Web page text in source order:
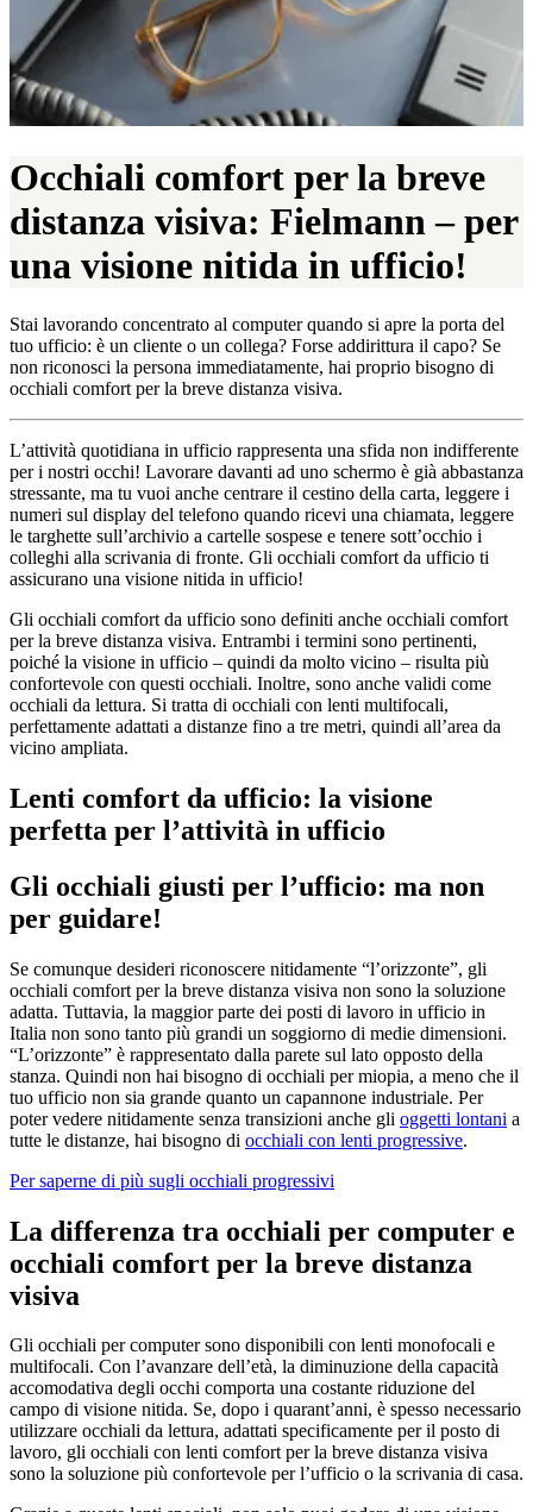
Occhiali comfort per la breve
distanza visiva: Fielmann – per
una visione nitida in ufficio!
Stai lavorando concentrato al computer quando si apre la porta del
tuo ufficio: è un cliente o un collega? Forse addirittura il capo? Se
non riconosci la persona immediatamente, hai proprio bisogno di
occhiali comfort per la breve distanza visiva.
L’attività quotidiana in ufficio rappresenta una sfida non indifferente
per i nostri occhi! Lavorare davanti ad uno schermo è già abbastanza
stressante, ma tu vuoi anche centrare il cestino della carta, leggere i
numeri sul display del telefono quando ricevi una chiamata, leggere
le targhette sull’archivio a cartelle sospese e tenere sott’occhio i
colleghi alla scrivania di fronte. Gli occhiali comfort da ufficio ti
assicurano una visione nitida in ufficio!
Gli occhiali comfort da ufficio sono definiti anche occhiali comfort
per la breve distanza visiva. Entrambi i termini sono pertinenti,
poiché la visione in ufficio – quindi da molto vicino – risulta più
confortevole con questi occhiali. Inoltre, sono anche validi come
occhiali da lettura. Si tratta di occhiali con lenti multifocali,
perfettamente adattati a distanze fino a tre metri, quindi all’area da
vicino ampliata.
Lenti comfort da ufficio: la visione
perfetta per l’attività in ufficio
Gli occhiali giusti per l’ufficio: ma non
per guidare!
Se comunque desideri riconoscere nitidamente “l’orizzonteˮ, gli
occhiali comfort per la breve distanza visiva non sono la soluzione
adatta. Tuttavia, la maggior parte dei posti di lavoro in ufficio in
Italia non sono tanto più grandi un soggiorno di medie dimensioni.
“L’orizzonteˮ è rappresentato dalla parete sul lato opposto della
stanza. Quindi non hai bisogno di occhiali per miopia, a meno che il
tuo ufficio non sia grande quanto un capannone industriale. Per
poter vedere nitidamente senza transizioni anche gli oggetti lontani a
tutte le distanze, hai bisogno di occhiali con lenti progressive.
Per saperne di più sugli occhiali progressivi
La differenza tra occhiali per computer e
occhiali comfort per la breve distanza
visiva
Gli occhiali per computer sono disponibili con lenti monofocali e
multifocali. Con l’avanzare dell’età, la diminuzione della capacità
accomodativa degli occhi comporta una costante riduzione del
campo di visione nitida. Se, dopo i quarant’anni, è spesso necessario
utilizzare occhiali da lettura, adattati specificamente per il posto di
lavoro, gli occhiali con lenti comfort per la breve distanza visiva
sono la soluzione più confortevole per l’ufficio o la scrivania di casa.